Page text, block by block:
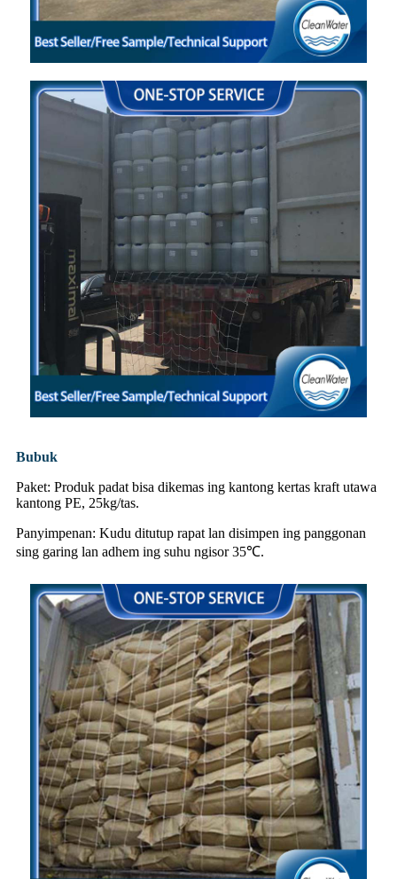
Bubuk
Paket: Produk padat bisa dikemas ing kantong kertas kraft utawa
kantong PE, 25kg/tas.
Panyimpenan: Kudu ditutup rapat lan disimpen ing panggonan
sing garing lan adhem ing suhu ngisor 35℃.